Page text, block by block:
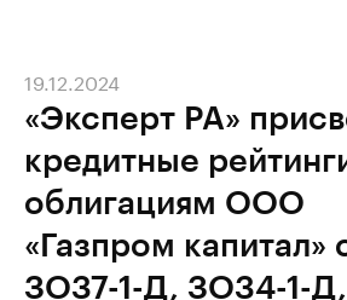
«Эксперт РА»
кредитные
облигациям ООО
«Газпром капитал»
ЗО37-1-Д, ЗО34-1-
19.12.2024